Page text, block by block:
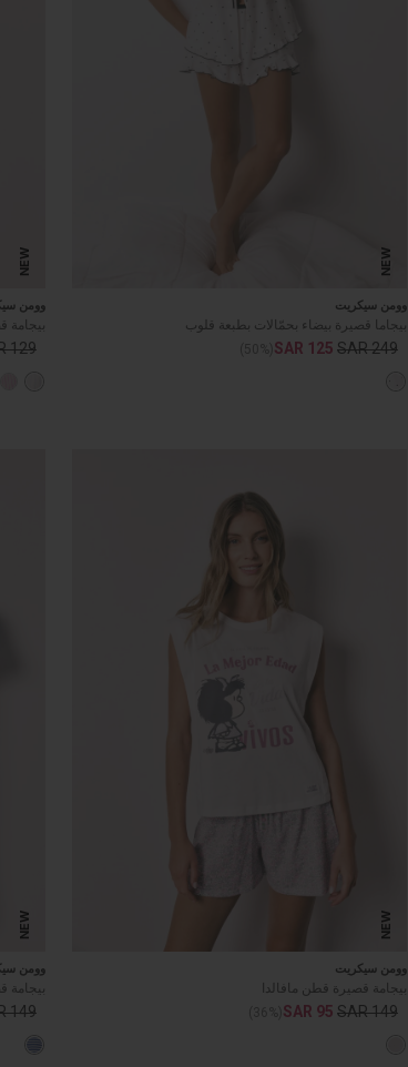
NEW
وومن سيكريت
بيجاما قصيرة بيضاء بحمّالات بطبعة قلوب
SAR 249
SAR 125
NEW
وومن
129
NEW
وومن سيكريت
بيجامة قصيرة قطن مافالدا
SAR 149
SAR 95
NEW
وومن
بيجامة
149